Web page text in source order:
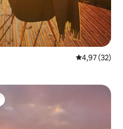
Note
4,97 (32)